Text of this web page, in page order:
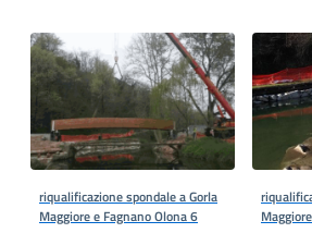
riqualificazione spondale a Gorla
Maggiore e Fagnano Olona 6